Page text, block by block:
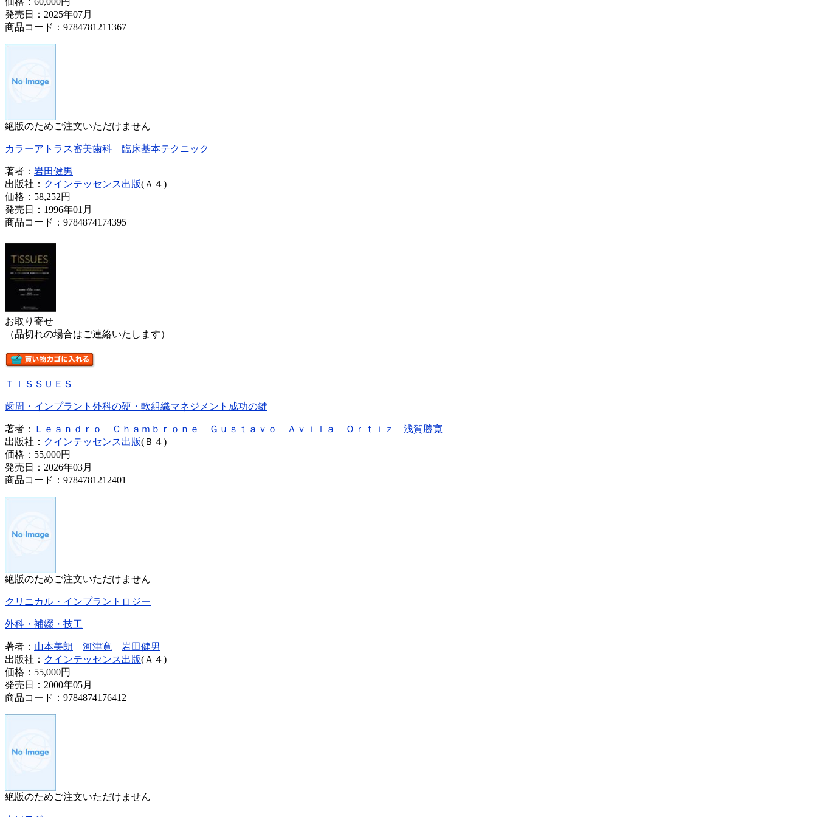
発売日：2025年07月
商品コード：9784781211367
絶版のためご注文いただけません
カラーアトラス審美歯科 臨床基本テクニック
著者： 岩田健男
出版社： クインテッセンス出版(Ａ４)
価格： 58,252円
発売日：1996年01月
商品コード：9784874174395
お取り寄せ
（品切れの場合はご連絡いたします）
ＴＩＳＳＵＥＳ
歯周・インプラント外科の硬・軟組織マネジメント成功の鍵
著者： Ｌｅａｎｄｒｏ Ｃｈａｍｂｒｏｎｅ Ｇｕｓｔａｖｏ Ａｖｉｌａ Ｏｒｔｉｚ
浅賀勝寛
出版社： クインテッセンス出版(Ｂ４)
価格： 55,000円
発売日：2026年03月
商品コード：9784781212401
絶版のためご注文いただけません
クリニカル・インプラントロジー
外科・補綴・技工
著者： 山本美朗 河津寛
岩田健男
出版社： クインテッセンス出版(Ａ４)
価格： 55,000円
発売日：2000年05月
商品コード：9784874176412
絶版のためご注文いただけません